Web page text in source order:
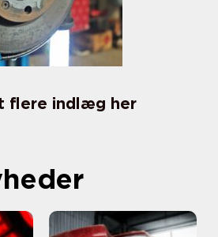
flere indlæg her